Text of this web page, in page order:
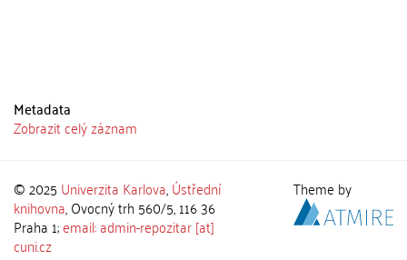
Metadata
Zobrazit celý záznam
© 2025 Univerzita Karlova,Ústřední
knihovna, Ovocný trh 560/5, 116 36
Praha 1;email: admin-repozitar [at]
cuni.cz
Theme by